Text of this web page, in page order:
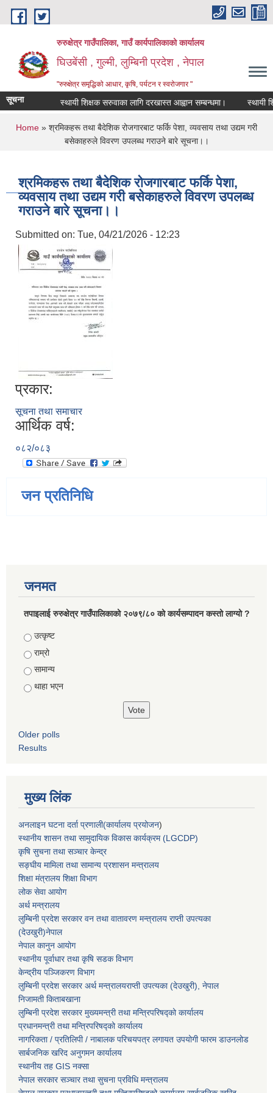
Skip to main content
रुरुक्षेत्र गाउँपालिका, गाउँ कार्यपालिकाको कार्यालय
घिउबेंसी , गुल्मी, लुम्बिनी प्रदेश , नेपाल
"रुरुक्षेत्र समृद्धिको आधार, कृषि, पर्यटन र स्वरोजगार "
सूचना स्थायी शिक्षक सरुवाका लागि दरखास्त आह्वान सम्बन्धमा। स्थायी
You are here
Home » श्रमिकहरू तथा बैदेशिक रोजगारबाट फर्कि पेशा, व्यवसाय तथा उद्यम गरी‌
बसेकाहरुले विवरण उपलब्ध गराउने बारे सूचना।।
श्रमिकहरू तथा बैदेशिक रोजगारबाट फर्कि पेशा,
व्यवसाय तथा उद्यम गरी‌ बसेकाहरुले विवरण उपलब्ध
गराउने बारे सूचना।।
Submitted on: Tue, 04/21/2026 - 12:23
प्रकार:
सूचना तथा समाचार
आर्थिक वर्ष:
०८२/०८३
जन प्रतिनिधि
जनमत
तपाइलाई रुरुक्षेत्र गाउँपालिकाको २०७९/८० को कार्यसम्पादन कस्तो लाग्यो ?
Choices
उत्कृष्ट
राम्रो
सामान्य
थाहा भएन
Older polls
Results
मुख्य लिंक
अनलाइन घटना दर्ता प्रणाली(कार्यालय प्रयोजन)
स्थानीय शासन तथा सामुदायिक विकास कार्यक्रम (LGCDP)
कृषि सुचना तथा सञ्चार केन्द्र
सङ्घीय मामिला तथा सामान्य प्रशासन मन्त्रालय
शिक्षा मंत्रालय शिक्षा विभाग
लोक सेवा आयोग
अर्थ मन्त्रालय
लुम्बिनी प्रदेश सरकार वन तथा वातावरण मन्त्रालय राप्ती उपत्यका
(देउखुरी)नेपाल
नेपाल कानुन आयोग
स्थानीय पूर्वाधार तथा कृषि सडक विभाग
केन्द्रीय पञ्जिकरण विभाग
लुम्बिनी प्रदेश सरकार अर्थ मन्त्रालयराप्ती उपत्यका (देउखुरी), नेपाल
निजामती किताबखाना
लुम्बिनी प्रदेश सरकार मुख्यमन्त्री तथा मन्त्रिपरिषद्को कार्यालय
प्रधानमन्त्री तथा मन्त्रिपरिषद्को कार्यालय
नागरिकता / प्रतिलिपी / नाबालक परिचयपत्र लगायत उपयोगी फारम डाउनलोड
सार्बजनिक खरिद अनुगमन कार्यालय
स्थानीय तह GIS नक्सा
नेपाल सरकारसञ्चार तथा सुचना प्रविधि मन्त्रालय